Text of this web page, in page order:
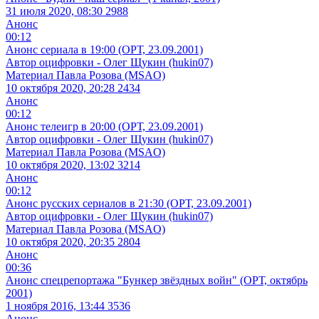
31 июля 2020, 08:30 2988
Анонс
00:12
Анонс сериала в 19:00 (ОРТ, 23.09.2001)
Автор оцифровки - Олег Щукин (hukin07)
Материал Павла Розова (MSAO)
10 октября 2020, 20:28 2434
Анонс
00:12
Анонс телеигр в 20:00 (ОРТ, 23.09.2001)
Автор оцифровки - Олег Щукин (hukin07)
Материал Павла Розова (MSAO)
10 октября 2020, 13:02 3214
Анонс
00:12
Анонс русских сериалов в 21:30 (ОРТ, 23.09.2001)
Автор оцифровки - Олег Щукин (hukin07)
Материал Павла Розова (MSAO)
10 октября 2020, 20:35 2804
Анонс
00:36
Анонс спецрепортажа "Бункер звёздных войн" (ОРТ, октябрь
2001)
1 ноября 2016, 13:44 3536